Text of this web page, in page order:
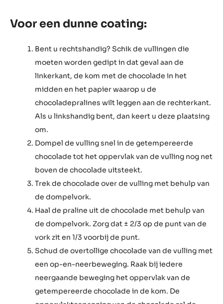
Hoe meer de kamertemperatuur de temperatuur van de
eindresultaat. Natuurlijk is dat niet mogelijk voor
bepaalde vullingen (bv. botervulling). Zorg in dat geval
dat de vulling niet te koud is en toch een vrij stevige
structuur bezit, zodat ze kan worden gedipt.
Chocoladepralines coaten
Voor een dunne coating:
Bent u rechtshandig? Schik de vullingen die
moeten worden gedipt in dat geval aan de
linkerkant, de kom met de chocolade in het
midden en het papier waarop u de
chocoladepralines wilt leggen aan de rechterkant.
Als u linkshandig bent, dan keert u deze plaatsing
om.
Dompel de vulling snel in de getempereerde
chocolade tot het oppervlak van de vulling nog net
boven de chocolade uitsteekt.